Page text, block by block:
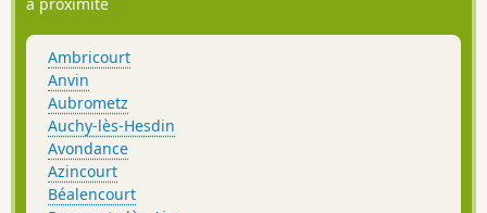
à proximité
Ambricourt
Anvin
Aubrometz
Auchy-lès-Hesdin
Avondance
Azincourt
Béalencourt